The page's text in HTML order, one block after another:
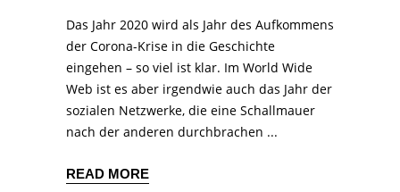
Das Jahr 2020 wird als Jahr des Aufkommens
der Corona-Krise in die Geschichte
eingehen – so viel ist klar. Im World Wide
Web ist es aber irgendwie auch das Jahr der
sozialen Netzwerke, die eine Schallmauer
nach der anderen durchbrachen
READ MORE